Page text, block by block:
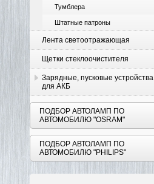
Тумблера
Штатные патроны
Лента светоотражающая
Щетки стеклоочистителя
Зарядные, пусковые устройства
для АКБ
ПОДБОР АВТОЛАМП ПО
АВТОМОБИЛЮ "OSRAM"
ПОДБОР АВТОЛАМП ПО
АВТОМОБИЛЮ "PHILIPS"